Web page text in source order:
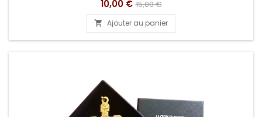
Prix
10,00 € Prix
de
base
15,00 €
 Ajouter au panier